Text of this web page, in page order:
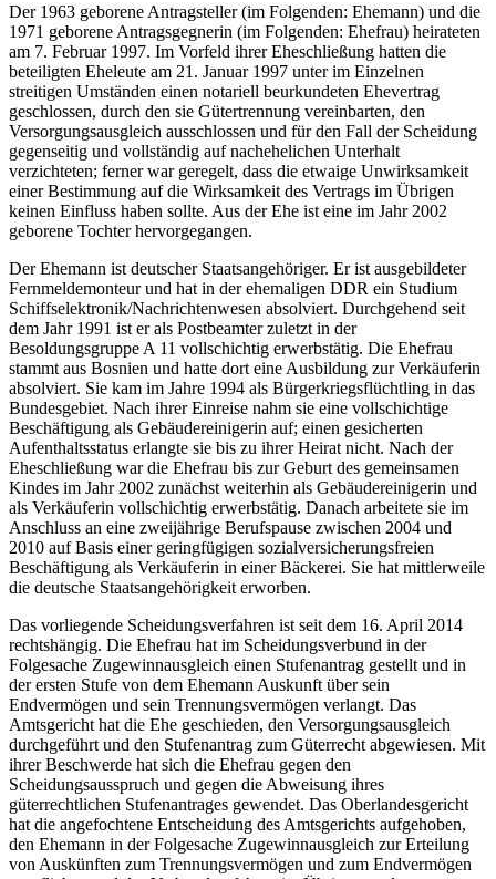
Der 1963 geborene Antragsteller (im Folgenden: Ehemann) und die
1971 geborene Antragsgegnerin (im Folgenden: Ehefrau) heirateten
am 7. Februar 1997. Im Vorfeld ihrer Eheschließung hatten die
beteiligten Eheleute am 21. Januar 1997 unter im Einzelnen
streitigen Umständen einen notariell beurkundeten Ehevertrag
geschlossen, durch den sie Gütertrennung vereinbarten, den
Versorgungsausgleich ausschlossen und für den Fall der Scheidung
gegenseitig und vollständig auf nachehelichen Unterhalt
verzichteten; ferner war geregelt, dass die etwaige Unwirksamkeit
einer Bestimmung auf die Wirksamkeit des Vertrags im Übrigen
keinen Einfluss haben sollte. Aus der Ehe ist eine im Jahr 2002
geborene Tochter hervorgegangen.
Der Ehemann ist deutscher Staatsangehöriger. Er ist ausgebildeter
Fernmeldemonteur und hat in der ehemaligen DDR ein Studium
Schiffselektronik/Nachrichtenwesen absolviert. Durchgehend seit
dem Jahr 1991 ist er als Postbeamter zuletzt in der
Besoldungsgruppe A 11 vollschichtig erwerbstätig. Die Ehefrau
stammt aus Bosnien und hatte dort eine Ausbildung zur Verkäuferin
absolviert. Sie kam im Jahre 1994 als Bürgerkriegsflüchtling in das
Bundesgebiet. Nach ihrer Einreise nahm sie eine vollschichtige
Beschäftigung als Gebäudereinigerin auf; einen gesicherten
Aufenthaltsstatus erlangte sie bis zu ihrer Heirat nicht. Nach der
Eheschließung war die Ehefrau bis zur Geburt des gemeinsamen
Kindes im Jahr 2002 zunächst weiterhin als Gebäudereinigerin und
als Verkäuferin vollschichtig erwerbstätig. Danach arbeitete sie im
Anschluss an eine zweijährige Berufspause zwischen 2004 und
2010 auf Basis einer geringfügigen sozialversicherungsfreien
Beschäftigung als Verkäuferin in einer Bäckerei. Sie hat mittlerweile
die deutsche Staatsangehörigkeit erworben.
Das vorliegende Scheidungsverfahren ist seit dem 16. April 2014
rechtshängig. Die Ehefrau hat im Scheidungsverbund in der
Folgesache Zugewinnausgleich einen Stufenantrag gestellt und in
der ersten Stufe von dem Ehemann Auskunft über sein
Endvermögen und sein Trennungsvermögen verlangt. Das
Amtsgericht hat die Ehe geschieden, den Versorgungsausgleich
durchgeführt und den Stufenantrag zum Güterrecht abgewiesen. Mit
ihrer Beschwerde hat sich die Ehefrau gegen den
Scheidungsausspruch und gegen die Abweisung ihres
güterrechtlichen Stufenantrages gewendet. Das Oberlandesgericht
hat die angefochtene Entscheidung des Amtsgerichts aufgehoben,
den Ehemann in der Folgesache Zugewinnausgleich zur Erteilung
von Auskünften zum Trennungsvermögen und zum Endvermögen